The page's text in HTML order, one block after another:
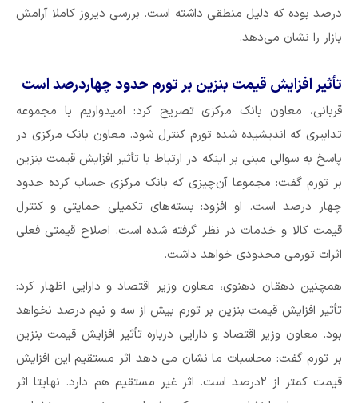
درصد بوده که دلیل منطقی داشته است. بررسی دیروز کاملا آرامش
بازار را نشان می‌دهد.
تأثیر افزایش قیمت بنزین بر تورم حدود چهاردرصد است
قربانی، معاون بانک مرکزی تصریح کرد: امیدواریم با مجموعه
تدابیری که اندیشیده شده تورم کنترل شود. معاون بانک مرکزی در
پاسخ به سوالی مبنی بر اینکه در ارتباط با تأثیر افزایش قیمت بنزین
بر تورم گفت: مجموعا آن‌چیزی که بانک مرکزی حساب کرده حدود
چهار درصد است. او افزود: بسته‌های تکمیلی حمایتی و کنترل
قیمت کالا و خدمات در نظر گرفته شده است. اصلاح قیمتی فعلی
اثرات تورمی محدودی خواهد داشت.
همچنین دهقان دهنوی، معاون وزیر اقتصاد و دارایی اظهار کرد:
تأثیر افزایش قیمت بنزین بر تورم بیش از سه و نیم درصد نخواهد
بود. معاون وزیر اقتصاد و دارایی درباره تأثیر افزایش قیمت بنزین
بر تورم گفت: محاسبات ما نشان می دهد اثر مستقیم این افزایش
قیمت کمتر از ۲درصد است. اثر غیر مستقیم هم دارد. نهایتا اثر